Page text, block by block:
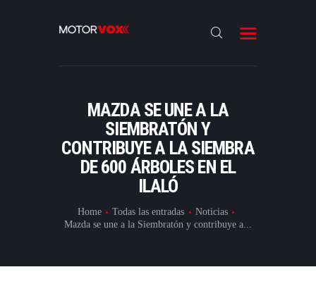
MAZDA SE UNE A LA
SIEMBRATÓN Y
CONTRIBUYE A LA SIEMBRA
DE 600 ÁRBOLES EN EL
ILALÓ
Home Todas las entradas
Noticias
Mazda se une a la Siembratón y contribuye a...
LANZAMIENTOS
ESPECIALES
CONTACTO